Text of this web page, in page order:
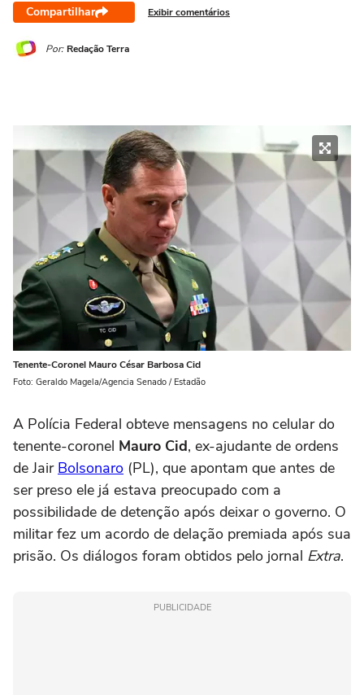
Compartilhar Exibir comentários
Por: Redação Terra
Tenente-Coronel Mauro César Barbosa Cid
Foto: Geraldo Magela/Agencia Senado / Estadão
A Polícia Federal obteve mensagens no celular do
tenente-coronel Mauro Cid, ex-ajudante de ordens
de Jair Bolsonaro (PL), que apontam que antes de
ser preso ele já estava preocupado com a
possibilidade de detenção após deixar o governo. O
militar fez um acordo de delação premiada após sua
prisão. Os diálogos foram obtidos pelo jornal Extra.
PUBLICIDADE